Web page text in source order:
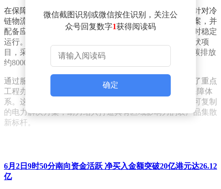
在保障供电效率的同时，该公司同步提升用电可靠性。针对冷
链物流对电力供应的特殊需求，量身定制双电源接入方案，并
配备应急电源快速接口，确保库内温湿度控制系统24小时稳定
运行。利用交易中心两处产权屋顶建设12兆瓦分布式光伏项
目，采用“自发自用、余电上网”模式，预计每年可减少碳排放
约8000吨，同时为企业节省电费支出。
通过服务前置与模式创新，国网绍兴供电公司不仅刷新了重点
工程办电速度，更构建起“可靠供电+绿色用能”的双重保障体
系。这一实践为长三角地区农产品流通体系建设提供了可复制
的电力解决方案，助力绍兴打造具有区域影响力的农产品集散
新标杆。
微信截图识别或微信按住识别，关注公
众号回复数字1获得阅读码
确定
6月2日9时50分南向资金活跃 净买入金额突破20亿港元达26.12
亿